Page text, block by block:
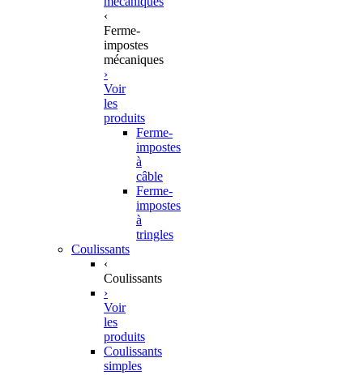
‹
Ferme-
impostes
mécaniques
›
Voir
les
produits
Ferme-
impostes
à
câble
Ferme-
impostes
à
tringles
Coulissants
‹
Coulissants
›
Voir
les
produits
Coulissants
simples